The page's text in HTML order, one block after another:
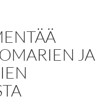
JA